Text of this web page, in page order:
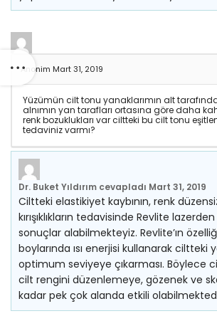
Anonim Mart 31, 2019
Yüzümün cilt tonu yanaklarımın alt tarafında
alnımın yan tarafları ortasına göre daha
renk bozuklukları var ciltteki bu cilt tonu
tedaviniz varmı?
Dr. Buket Yıldırım cevapladı Mart 31, 2019
Ciltteki elastikiyet kaybının, renk
kırışıklıkların tedavisinde Revlite
sonuçlar alabilmekteyiz. Revlite’ın
boylarında ısı enerjisi kullanarak ciltteki
optimum seviyeye çıkarması. Böylece
cilt rengini düzenlemeye, gözenek ve
kadar pek çok alanda etkili